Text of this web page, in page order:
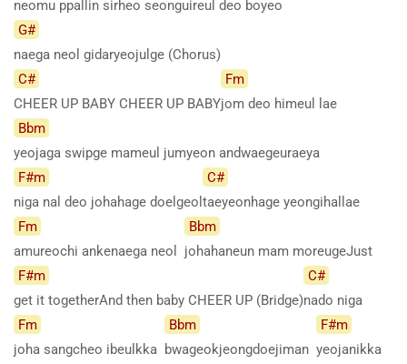
neomu ppallin sirheo seonguireul deo boyeo
G#
naega neol gidaryeojulge (Chorus)
C#
CHEER UP BABY CHEER UP BABY
Fm
jom deo himeul lae
Bbm
yeojaga swipge mameul jumyeon andwaegeuraeya
F#m
niga nal deo johahage doelgeol
C#
taeyeonhage yeongihallae
Fm
amureochi ankenaega neol
Bbm
johahaneun mam moreugeJust
F#m
get it togetherAnd then baby CHEER UP (Bridge)
C#
nado niga
Fm
joha sangcheo ibeulkka
Bbm
bwageokjeongdoejiman
F#m
yeojanikka